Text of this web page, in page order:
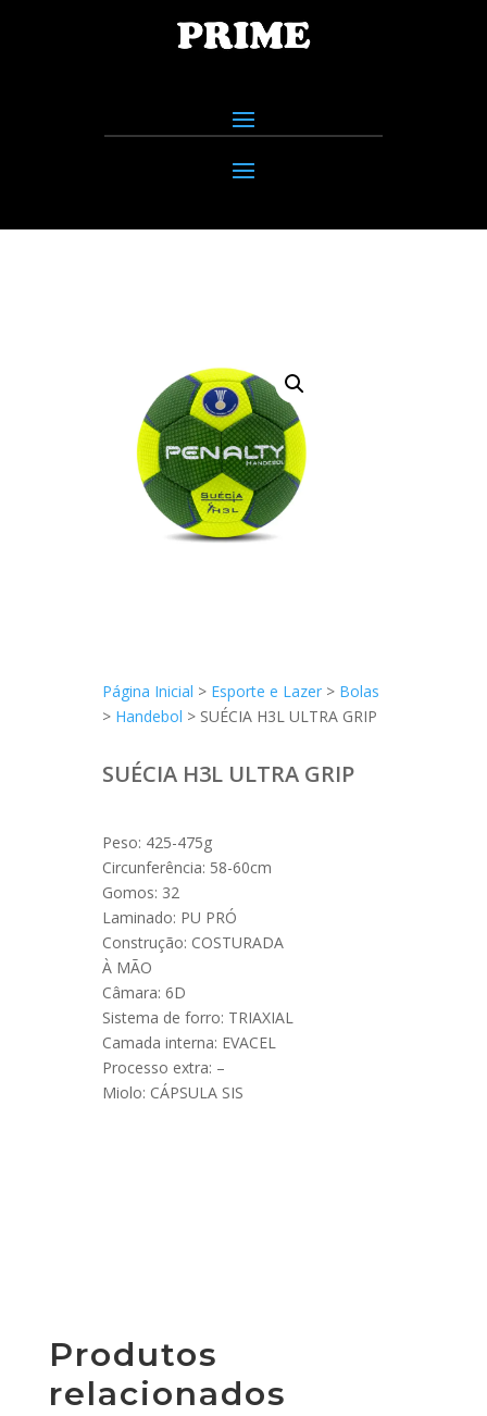
Página Inicial > Esporte e Lazer > Bolas
> Handebol > SUÉCIA H3L ULTRA GRIP
SUÉCIA H3L ULTRA GRIP
Peso: 425-475g
Circunferência: 58-60cm
Gomos: 32
Laminado: PU PRÓ
Construção: COSTURADA
À MÃO
Câmara: 6D
Sistema de forro: TRIAXIAL
Camada interna: EVACEL
Processo extra: –
Miolo: CÁPSULA SIS
Produtos
relacionados